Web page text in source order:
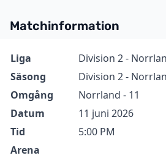
Matchinformation
Information Värde
Liga
Division 2 -
Säsong
Division 2 -
Omgång
Norrland - 11
Datum
11 juni 2026
Tid
5:00 PM
Arena